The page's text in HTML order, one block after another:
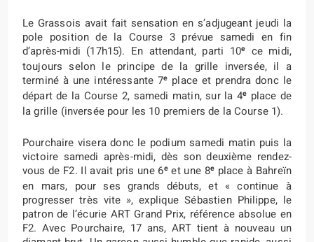
Le Grassois avait fait sensation en s’adjugeant jeudi la
pole position de la Course 3 prévue samedi en fin
d’après-midi (17h15). En attendant, parti 10e ce midi,
toujours selon le principe de la grille inversée, il a
terminé à une intéressante 7e place et prendra donc le
départ de la Course 2, samedi matin, sur la 4e place de
la grille (inversée pour les 10 premiers de la Course 1).
Pourchaire visera donc le podium samedi matin puis la
victoire samedi après-midi, dès son deuxième rendez-
vous de F2. Il avait pris une 6eet une 8eplace à Bahreïn
en mars, pour ses grands débuts, et « continue à
progresser très vite », explique Sébastien Philippe, le
patron de l’écurie ART Grand Prix, référence absolue en
F2. Avec Pourchaire, 17 ans, ART tient à nouveau un